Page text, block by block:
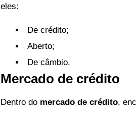
eles:
De crédito;
Aberto;
De câmbio.
Mercado de crédito
Dentro do mercado de crédito,